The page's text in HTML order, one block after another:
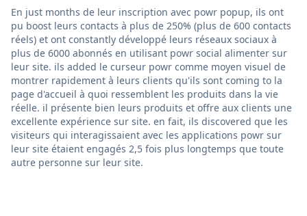
En just months de leur inscription avec powr popup, ils ont
pu boost leurs contacts à plus de 250% (plus de 600 contacts
réels) et ont constantly développé leurs réseaux sociaux à
plus de 6000 abonnés en utilisant powr social alimenter sur
leur site. ils added le curseur powr comme moyen visuel de
montrer rapidement à leurs clients qu'ils sont coming to la
page d'accueil à quoi ressemblent les produits dans la vie
réelle. il présente bien leurs produits et offre aux clients une
excellente expérience sur site. en fait, ils discovered que les
visiteurs qui interagissaient avec les applications powr sur
leur site étaient engagés 2,5 fois plus longtemps que toute
autre personne sur leur site.